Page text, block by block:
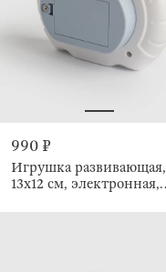
990 ₽
Игрушка развивающая,
13х12 см, электронная,